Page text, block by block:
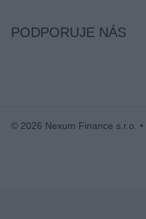
PODPORUJE NÁS
© 2026 Nexum Finance s.r.o. •